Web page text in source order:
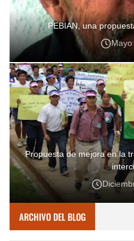
PEBIAN, una
Mayo
Propuesta de mejora en la
ARCHIVO DEL BLOG